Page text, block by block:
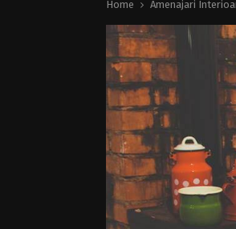
Home Amenajari